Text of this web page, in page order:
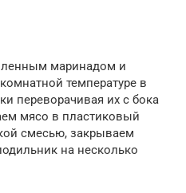
маринадом и
температуре в
переворачивая их с бока
мясо в пластиковый
смесью, закрываем
на несколько